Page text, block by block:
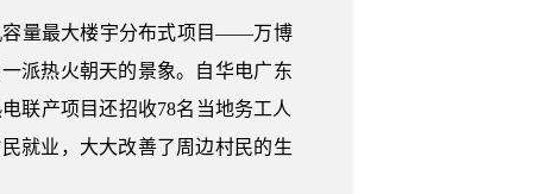
容量最大楼宇分布式项目——万博
派热火朝天的景象。自华电广东
联产项目还招收78名当地务工人
就业，大大改善了周边村民的生